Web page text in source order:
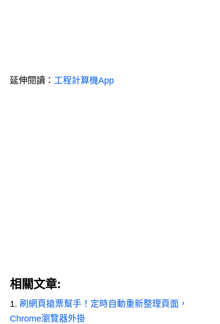
延伸閱讀： 工程計算機App
相關文章:
刷網頁搶票幫手！定時自動重新整理頁面，
Chrome瀏覽器外掛